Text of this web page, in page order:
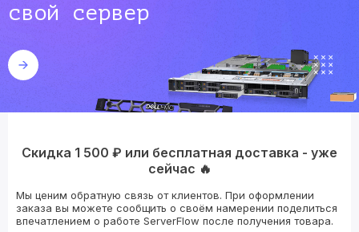
свой сервер
Скидка 1 500 ₽ или бесплатная доставка - уже
сейчас 🔥
Мы ценим обратную связь от клиентов. При оформлении
заказа вы можете сообщить о своём намерении поделиться
впечатлением о работе ServerFlow после получения товара.